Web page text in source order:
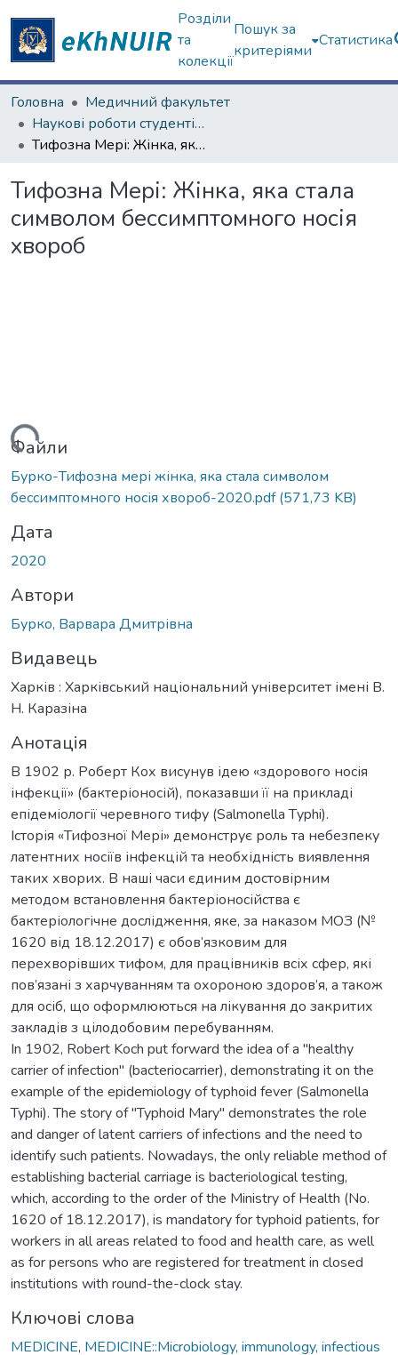
Розділи
та
колекції
Пошук за
критеріями
Статистика
Головна
Медичний факультет
Наукові роботи студентів та аспірантів. Медичний факультет
Тифозна Мері: Жінка, яка стала символом бессимптомного носія хвороб
Тифозна Мері: Жінка, яка стала
символом бессимптомного носія
хвороб
Файли
Бурко-Тифозна мері жінка, яка стала символом
бессимптомного носія хвороб-2020.pdf(571,73 KB)
Дата
2020
Автори
Бурко, Варвара Дмитрівна
Видавець
Харків : Харківський національний університет імені В.
Н. Каразіна
Анотація
В 1902 р. Роберт Кох висунув ідею «здорового носія
інфекції» (бактеріоносій), показавши її на прикладі
епідеміології черевного тифу (Salmonella Тyphi).
Історія «Тифозної Мері» демонструє роль та небезпеку
латентних носіїв інфекцій та необхідність виявлення
таких хворих. В наші часи єдиним достовірним
методом встановлення бактеріоносійства є
бактеріологічне дослідження, яке, за наказом МОЗ (№
1620 від 18.12.2017) є обов’язковим для
перехворівших тифом, для працівників всіх сфер, які
пов’язані з харчуванням та охороною здоров’я, а також
для осіб, що оформлюються на лікування до закритих
закладів з цілодобовим перебуванням.
In 1902, Robert Koch put forward the idea of a "healthy
carrier of infection" (bacteriocarrier), demonstrating it on the
example of the epidemiology of typhoid fever (Salmonella
Typhi). The story of "Typhoid Mary" demonstrates the role
and danger of latent carriers of infections and the need to
identify such patients. Nowadays, the only reliable method of
establishing bacterial carriage is bacteriological testing,
which, according to the order of the Ministry of Health (No.
1620 of 18.12.2017), is mandatory for typhoid patients, for
workers in all areas related to food and health care, as well
as for persons who are registered for treatment in closed
institutions with round-the-clock stay.
Ключові слова
MEDICINE, MEDICINE::Microbiology, immunology, infectious